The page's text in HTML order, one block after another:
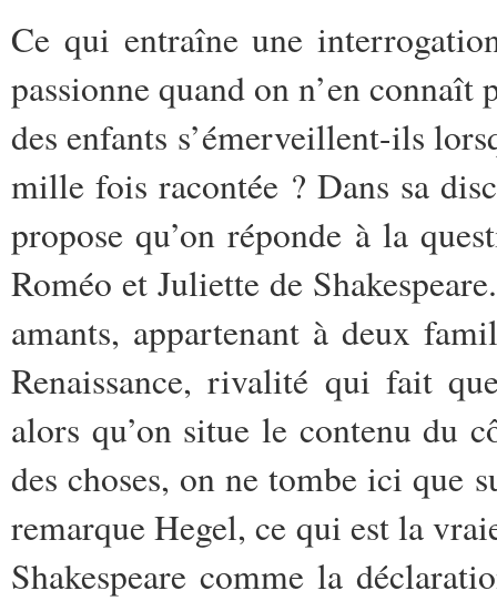
Ce qui entraîne une
passionne quand on n’en
des enfants s’émerveillent-ils
mille fois racontée ? Dans sa
propose qu’on réponde à la
Roméo et Juliette de
amants, appartenant à deux
Renaissance, rivalité qui fait
alors qu’on situe le contenu du
des choses, on ne tombe ici que
remarque Hegel, ce qui est la
Shakespeare comme la